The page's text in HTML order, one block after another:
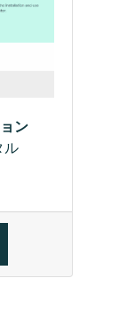
ン
ル